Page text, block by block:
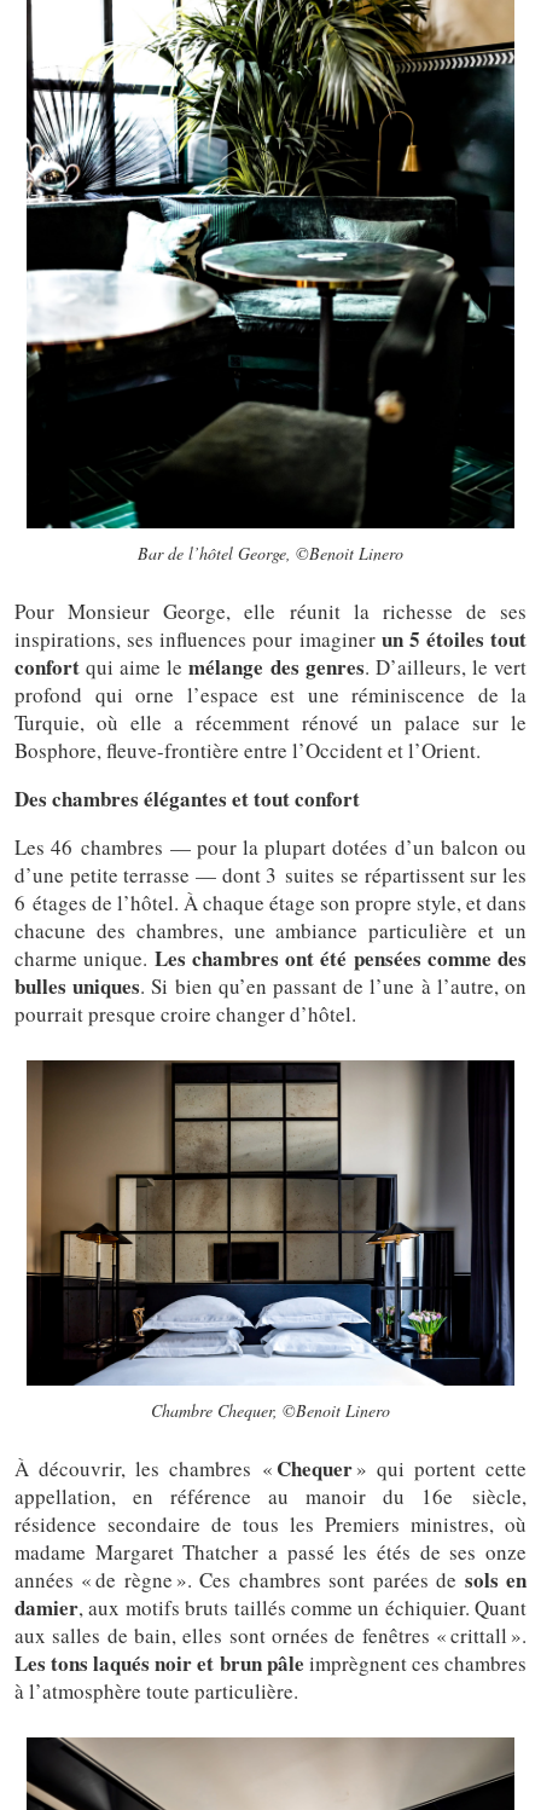
Bar de l’hôtel George, ©Benoit Linero
Pour Monsieur George, elle réunit la richesse de ses
inspirations, ses influences pour imaginer un 5 étoiles tout
confort qui aime lemélange des genres. D’ailleurs, le vert
profond qui orne l’espace est une réminiscence de la
Turquie, où elle a récemment rénové un palace sur le
Bosphore, fleuve-frontière entre l’Occident et l’Orient.
Des chambres élégantes et tout confort
Les 46 chambres — pour la plupart dotées d’un balcon ou
d’une petite terrasse — dont 3 suites se répartissent sur les
6 étages de l’hôtel. À chaque étage son propre style, et dans
chacune des chambres, une ambiance particulière et un
charme unique. Les chambres ont été pensées comme des
bulles uniques. Si bien qu’en passant de l’une à l’autre, on
pourrait presque croire changer d’hôtel.
Chambre Chequer, ©Benoit Linero
À découvrir, les chambres « Chequer» qui portent cette
appellation, en référence au manoir du 16e siècle,
résidence secondaire de tous les Premiers ministres, où
madame Margaret Thatcher a passé les étés de ses onze
années « de règne ». Ces chambres sont parées de sols en
damier, aux motifs bruts taillés comme un échiquier. Quant
aux salles de bain, elles sont ornées de fenêtres « crittall ».
Les tons laqués noir et brun pâle imprègnent ces chambres
à l’atmosphère toute particulière.